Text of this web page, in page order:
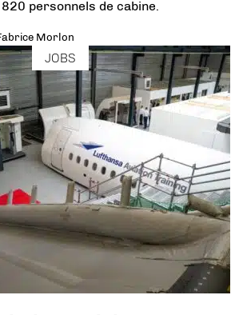
personnels de cabine.
Morlon
JOBS